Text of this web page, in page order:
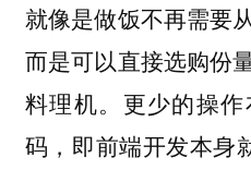
就像是做饭不再需要
而是可以直接选购份
料理机。更少的操
码，即前端开发本身